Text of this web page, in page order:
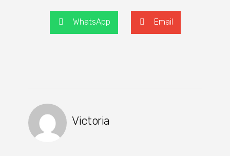
WhatsApp Email
Victoria